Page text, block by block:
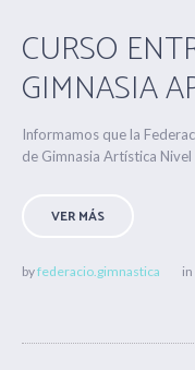
CURSO
GIMNASIA
Informamos que la
de Gimnasia Artística Nivel
VER MÁS
byfederacio.gimnastica in